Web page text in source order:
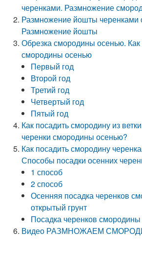
черенками. Размножение
Размножение йошты черенками
Размножение йошты
Обрезка смородины осенью. Как
смородины осенью
Первый год
Второй год
Третий год
Четвертый год
Пятый год
Как посадить смородину из
черенки смородины осенью?
Как посадить смородину
Способы посадки осенних
1 способ
2 способ
Осенняя посадка черенков
открытый грунт
Посадка черенков смородины
Видео РАЗМНОЖАЕМ